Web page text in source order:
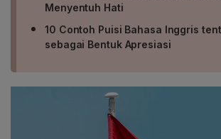
Menyentuh Hati
10 Contoh Puisi Bahasa Inggris
sebagai Bentuk Apresiasi